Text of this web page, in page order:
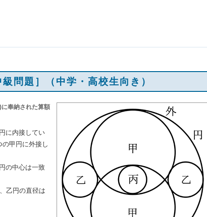
問題］（中学・高校生向き）
奉納された算額
に内接してい
甲円に外接し
の中心は一致
乙円の直径は